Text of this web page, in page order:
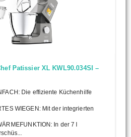
Patissier XL KWL90.034SI –
Die effiziente Küchenhilfe
WIEGEN: Mit der integrierten
In der 7 l